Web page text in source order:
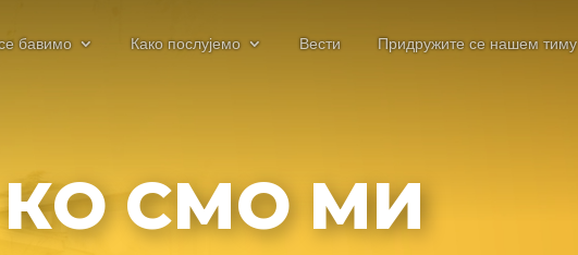
бавимо Како послујемо Вести Придружите се нашем тиму
КО СМО МИ